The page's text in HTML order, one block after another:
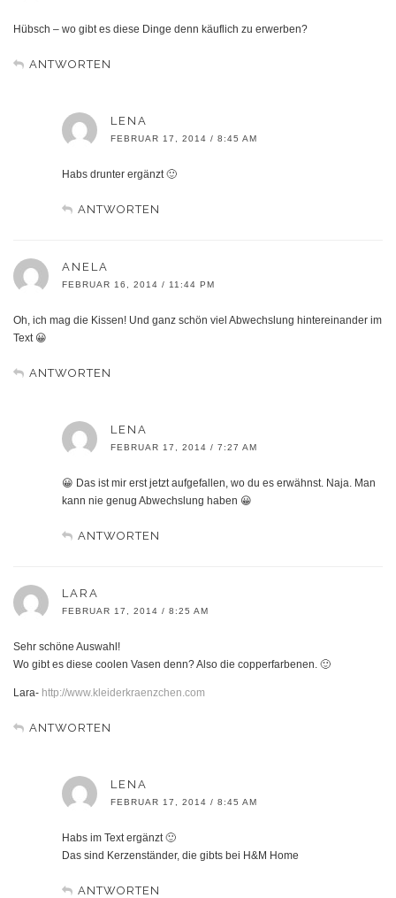
Hübsch – wo gibt es diese Dinge denn käuflich zu erwerben?
ANTWORTEN
LENA
FEBRUAR 17, 2014 / 8:45 AM
Habs drunter ergänzt 🙂
ANTWORTEN
ANELA
FEBRUAR 16, 2014 / 11:44 PM
Oh, ich mag die Kissen! Und ganz schön viel Abwechslung hintereinander im
Text 😀
ANTWORTEN
LENA
FEBRUAR 17, 2014 / 7:27 AM
😀 Das ist mir erst jetzt aufgefallen, wo du es erwähnst. Naja. Man
kann nie genug Abwechslung haben 😀
ANTWORTEN
LARA
FEBRUAR 17, 2014 / 8:25 AM
Sehr schöne Auswahl!
Wo gibt es diese coolen Vasen denn? Also die copperfarbenen. 🙂
Lara- http://www.kleiderkraenzchen.com
ANTWORTEN
LENA
FEBRUAR 17, 2014 / 8:45 AM
Habs im Text ergänzt 🙂
Das sind Kerzenständer, die gibts bei H&M Home
ANTWORTEN